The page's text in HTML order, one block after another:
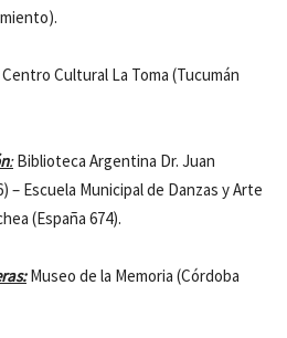
Centro Cultural La Toma (Tucumán
:Biblioteca Argentina Dr. Juan
– Escuela Municipal de Danzas y Arte
(España 674).
Museo de la Memoria (Córdoba